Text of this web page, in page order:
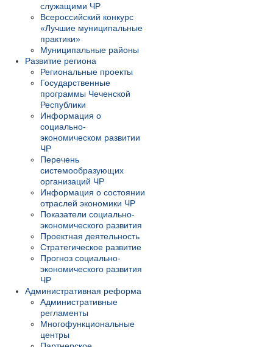
служащими ЧР
Всероссийский конкурс
«Лучшие муниципальные
практики»
Муниципальные районы
Развитие региона
Региональные проекты
Государственные
программы Чеченской
Республики
Информация о
социально-
экономическом развитии
ЧР
Перечень
системообразующих
организаций ЧР
Информация о состоянии
отраслей экономики ЧР
Показатели социально-
экономического развития
Проектная деятельность
Стратегическое развитие
Прогноз социально-
экономического развития
ЧР
Административная реформа
Административные
регламенты
Многофункциональные
центры